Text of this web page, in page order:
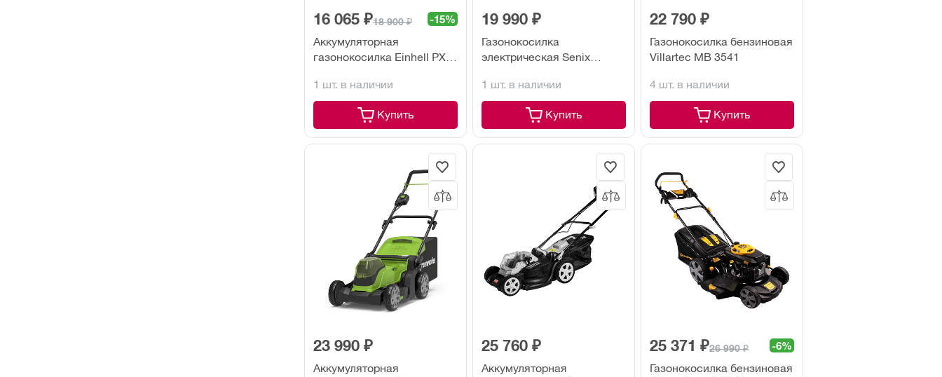
16 065 ₽18 900 ₽
-15%
Аккумуляторная
газонокосилка Einhell PXC
з/у)
1 шт. в наличии
Купить
19 990 ₽
Газонокосилка
электрическая Senix
1 шт. в наличии
Купить
22 790 ₽
Газонокосилка бензиновая
Villartec MB 3541
4 шт. в наличии
Купить
23 990 ₽
Аккумуляторная
25 760 ₽
Аккумуляторная
25 371 ₽26 990 ₽
-6%
Газонокосилка бензиновая